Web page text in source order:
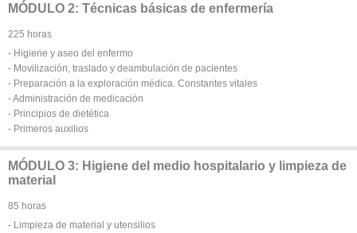
MÓDULO 2: Técnicas básicas de enfermería
225 horas
- Higiene y aseo del enfermo
- Movilización, traslado y deambulación de pacientes
- Preparación a la exploración médica. Constantes vitales
- Administración de medicación
- Principios de dietética
- Primeros auxilios
MÓDULO 3: Higiene del medio hospitalario y limpieza de
material
85 horas
- Limpieza de material y utensilios